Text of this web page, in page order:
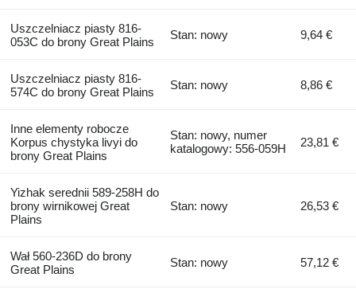
Uszczelniacz piasty 816-
053C do brony Great Plains
Stan: nowy 9,64 €
Uszczelniacz piasty 816-
574C do brony Great Plains
Stan: nowy 8,86 €
Inne elementy robocze
Korpus chystyka livyi do
brony Great Plains
Stan: nowy, numer
katalogowy: 556-059H
23,81 €
Yizhak serednii 589-258H do
brony wirnikowej Great
Plains
Stan: nowy 26,53 €
Wał 560-236D do brony
Great Plains
Stan: nowy 57,12 €